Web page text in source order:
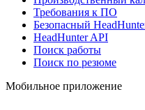
Требования к ПО
Безопасный
HeadHunter API
Поиск работы
Поиск по резюме
Мобильное приложение